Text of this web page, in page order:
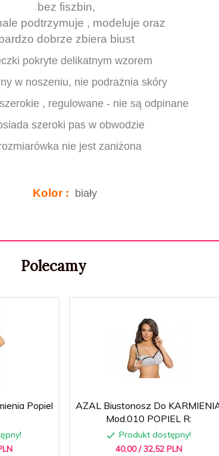
bez fiszbin,
podtrzymuje , modeluje oraz
bardzo dobrze zbiera biust
pokryte delikatnym wzorem
w noszeniu, nie podrażnia skóry
, regulowane - nie są odpinane
szeroki pas w obwodzie
nie jest zaniżona
Kolor : biały
Polecamy
Popiel
AZAL Biustonosz Do
Mod.010 POPIEL R:
Produkt dostępny!
40,00 / 32,52 PLN